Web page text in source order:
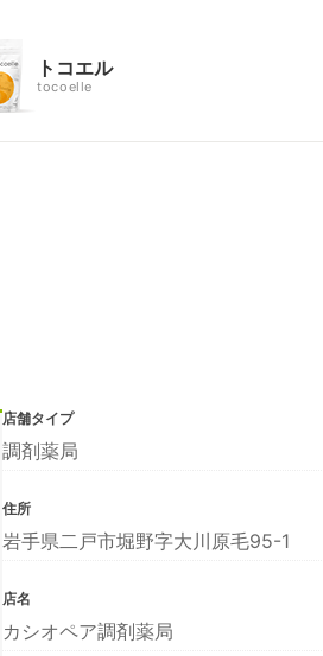
トコエル
tocoelle
店舗タイプ
調剤薬局
住所
岩手県二戸市堀野字大川原毛95-1
店名
カシオペア調剤薬局